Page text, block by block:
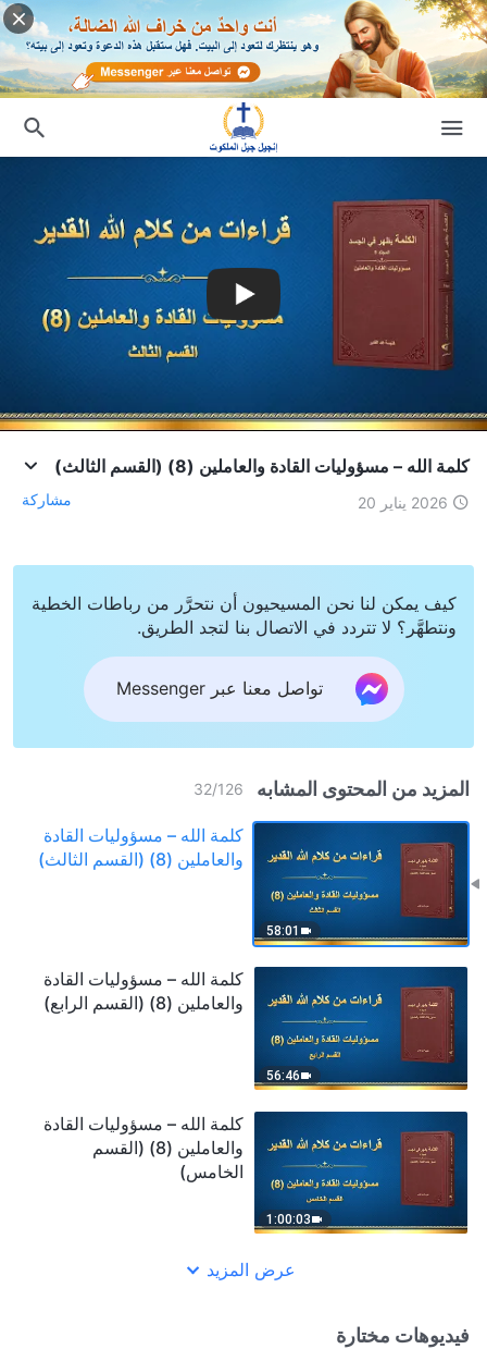
كلمة الله – مسؤوليات القادة والعاملين (8) (القسم الثالث)
2026 يناير 20 مشاركة
كيف يمكن لنا نحن المسيحيون أن نتحرَّر من رباطات الخطية
ونتطهَّر؟ لا تتردد في الاتصال بنا لتجد الطريق.
تواصل معنا عبر Messenger
المزيد من المحتوى المشابه 32/126
58:01
كلمة الله – مسؤوليات القادة
والعاملين (8) (القسم الثالث)
56:46
كلمة الله – مسؤوليات القادة
والعاملين (8) (القسم الرابع)
1:00:03
كلمة الله – مسؤوليات القادة
والعاملين (8) (القسم
الخامس)
عرض المزيد
فيديوهات مختارة